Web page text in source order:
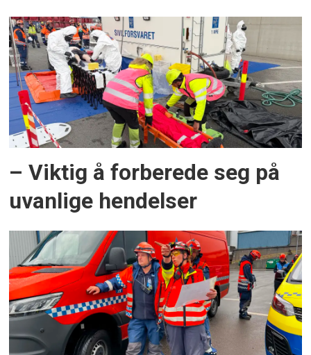
– Viktig å forberede seg på
uvanlige hendelser